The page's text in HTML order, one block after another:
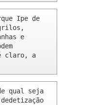
Ipe de
e
claro, a
qual seja